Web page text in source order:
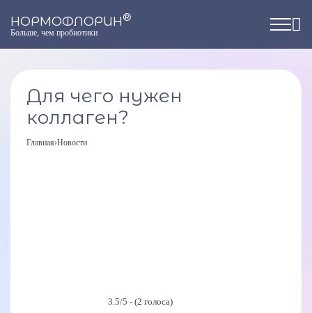
НОРМОФЛОРИН®
Больше, чем пробиотики
Для чего нужен
коллаген?
Главная›Новости
3.5/5 - (2 голоса)